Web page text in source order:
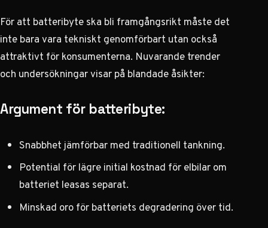
För att batteribyte ska bli framgångsrikt måste det
inte bara vara tekniskt genomförbart utan också
attraktivt för konsumenterna. Nuvarande trender
och undersökningar visar på blandade åsikter:
Argument för batteribyte:
Snabbhet jämförbar med traditionell tankning.
Potential för lägre initial kostnad för elbilar om
batteriet leasas separat.
Minskad oro för batteriets degradering över tid.